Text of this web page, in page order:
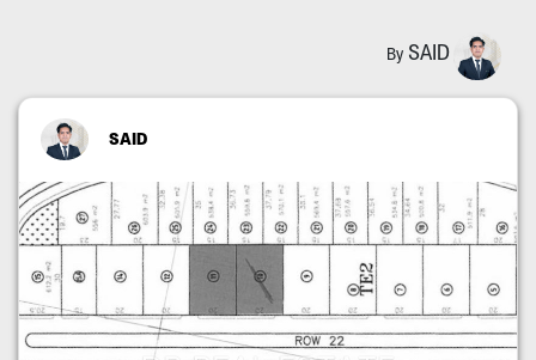
By SAID
SAID